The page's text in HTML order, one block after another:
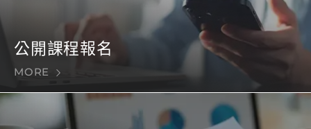
公開課程報名
MORE